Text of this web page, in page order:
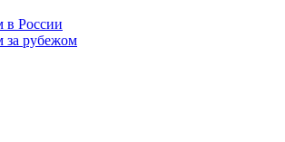
в России
за рубежом